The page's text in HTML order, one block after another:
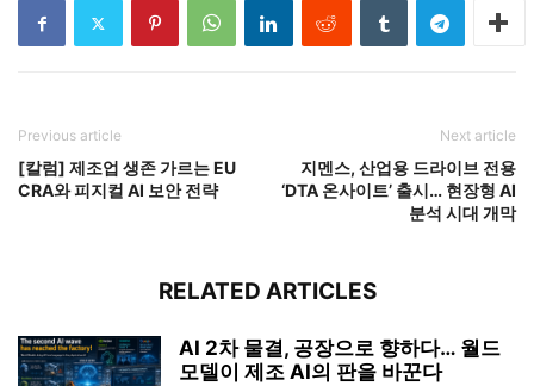
Previous article
[칼럼] 제조업 생존 가르는 EU
CRA와 피지컬 AI 보안 전략
Next article
지멘스, 산업용 드라이브 전용
‘DTA 온사이트’ 출시… 현장형 AI
분석 시대 개막
RELATED ARTICLES
AI 2차 물결, 공장으로 향하다… 월드
모델이 제조 AI의 판을 바꾼다